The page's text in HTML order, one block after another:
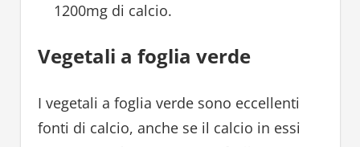
1200mg di calcio.
Vegetali a foglia verde
I vegetali a foglia verde sono eccellenti
fonti di calcio, anche se il calcio in essi